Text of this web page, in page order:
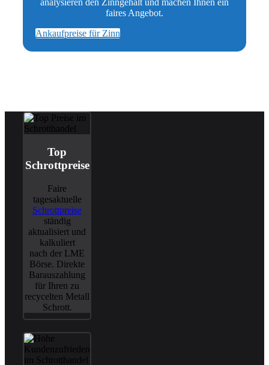
faires Angebot.
Ankaufpreise für Zinn
Top
Schrottpreise
Faire
tagesaktuelle
Schrottpreise
ständig
aktualisiert und
kalkuliert
nach der LME
Börse. Direkte
Barauszahlung
für Ihren zu
recycelten Metall
Schrott.